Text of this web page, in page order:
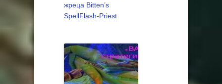
жреца Bitten’s
SpellFlash-Priest